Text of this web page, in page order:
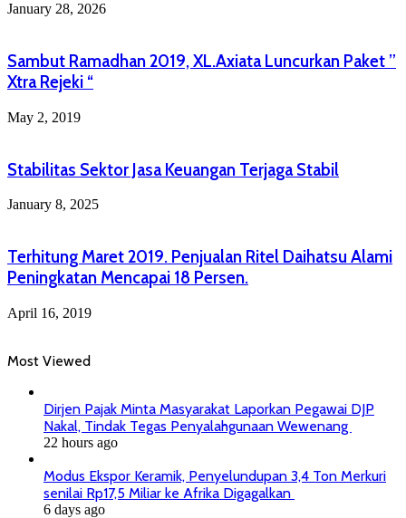
January 28, 2026
Sambut Ramadhan 2019, XL.Axiata Luncurkan Paket ”
Xtra Rejeki “
May 2, 2019
Stabilitas Sektor Jasa Keuangan Terjaga Stabil
January 8, 2025
Terhitung Maret 2019. Penjualan Ritel Daihatsu Alami
Peningkatan Mencapai 18 Persen.
April 16, 2019
Most Viewed
Dirjen Pajak Minta Masyarakat Laporkan Pegawai DJP
Nakal, Tindak Tegas Penyalahgunaan Wewenang
22 hours ago
Modus Ekspor Keramik, Penyelundupan 3,4 Ton Merkuri
senilai Rp17,5 Miliar ke Afrika Digagalkan
6 days ago